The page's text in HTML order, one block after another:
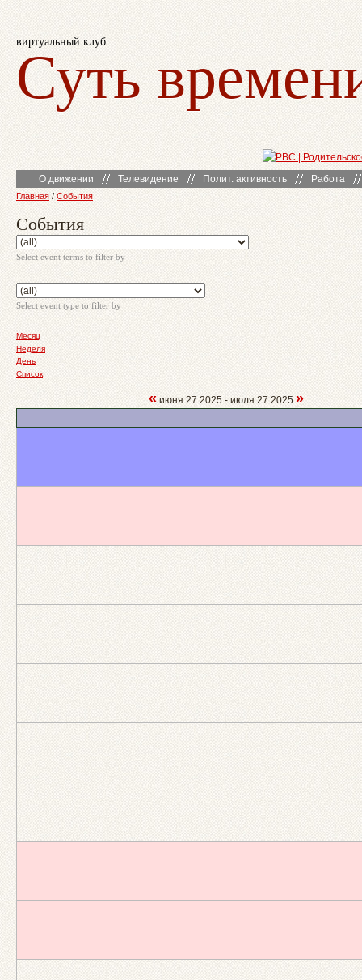
виртуальный клуб
Суть
О движении Телевидение Полит. активность Работа
Главная / События
События
Select event terms to filter by
Select event type to filter by
Месяц
Неделя
День
Список
«июня 27 2025 - июля 27 2025 »